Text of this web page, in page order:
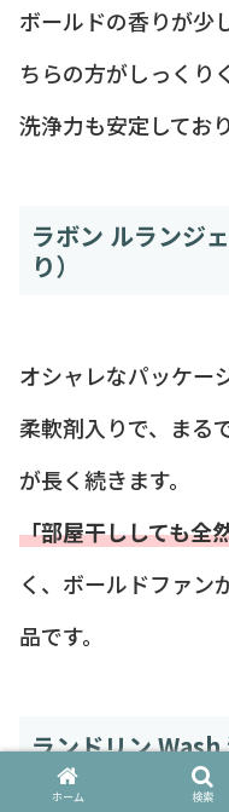
ボールドの香りが少
ちらの方がしっくり
洗浄力も安定してお
ラボン ルランジ
り）
オシャレなパッケー
柔軟剤入りで、まる
が長く続きます。
「部屋干ししても全
く、ボールドファン
品です。
ランドリン Wash
ホーム 検索